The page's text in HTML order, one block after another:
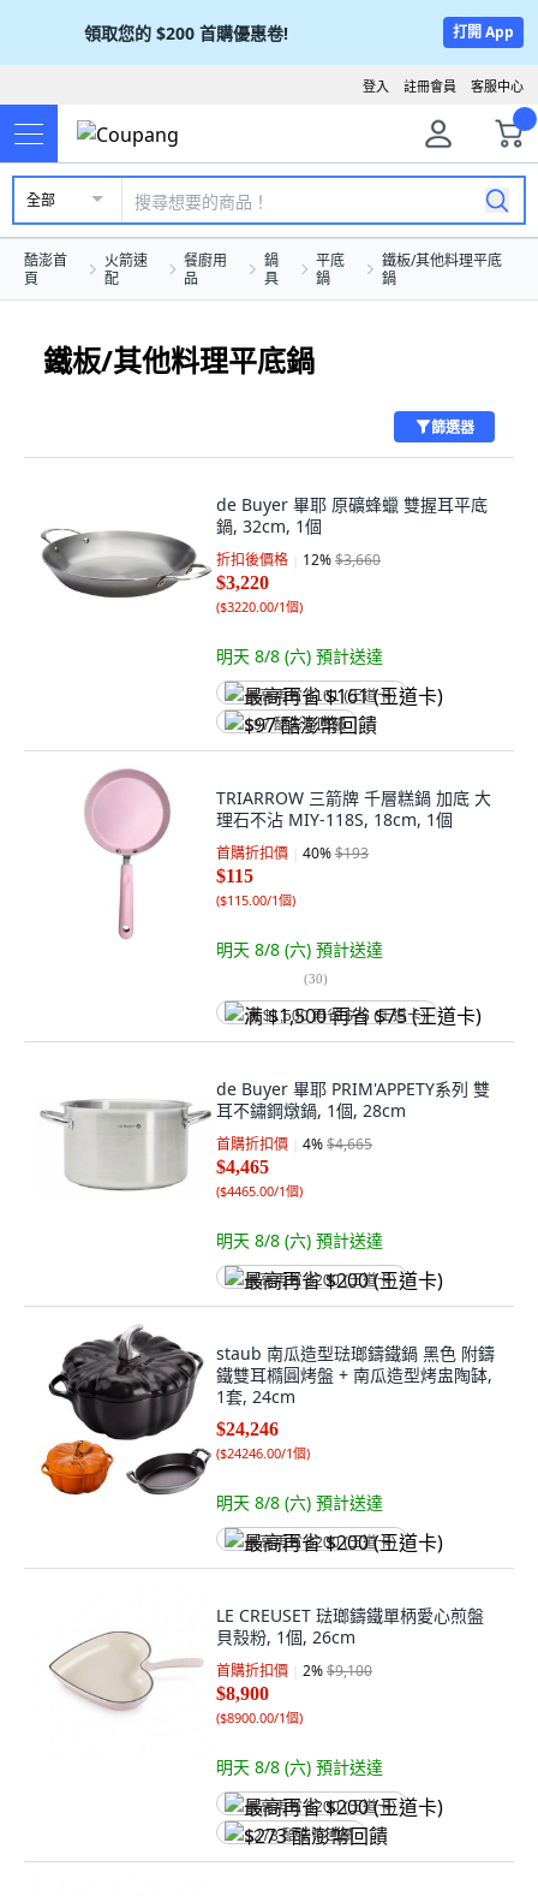
領取您的 $200 首購優惠卷! 打開 App
客服中心
註冊會員
登入
全部
酷澎首
頁
火箭速
配
餐廚用
品
鍋
具
平底
鍋
鐵板/其他料理平底
鍋
鐵板/其他料理平底鍋
篩選器
de Buyer 畢耶 原礦蜂蠟 雙握耳平底
鍋, 32cm, 1個
折扣後價格 12%$3,660
$3,220
($3220.00/1個)
明天 8/8 (六) 預計送達
最高再省 $161 (王道卡)
$97 酷澎幣回饋
TRIARROW 三箭牌 千層糕鍋 加底 大
理石不沾 MIY-118S, 18cm, 1個
首購折扣價 40%$193
$115
($115.00/1個)
明天 8/8 (六) 預計送達
(30)
满 $1,500 再省 $75 (王道卡)
de Buyer 畢耶 PRIM'APPETY系列 雙
耳不鏽鋼燉鍋, 1個, 28cm
首購折扣價 4%$4,665
$4,465
($4465.00/1個)
明天 8/8 (六) 預計送達
最高再省 $200 (王道卡)
staub 南瓜造型琺瑯鑄鐵鍋 黑色 附鑄
鐵雙耳橢圓烤盤 + 南瓜造型烤盅陶缽,
1套, 24cm
$24,246
($24246.00/1個)
明天 8/8 (六) 預計送達
最高再省 $200 (王道卡)
LE CREUSET 琺瑯鑄鐵單柄愛心煎盤
貝殼粉, 1個, 26cm
首購折扣價 2%$9,100
$8,900
($8900.00/1個)
明天 8/8 (六) 預計送達
最高再省 $200 (王道卡)
$273 酷澎幣回饋